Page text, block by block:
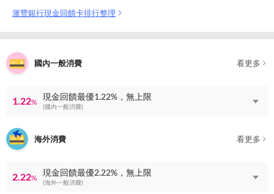
滙豐銀行現金回饋卡排行整理
國內一般消費 看更多
1.22%
現金回饋最優1.22%，無上限
(國內一般消費)
海外消費 看更多
2.22%
現金回饋最優2.22%，無上限
(海外一般消費)